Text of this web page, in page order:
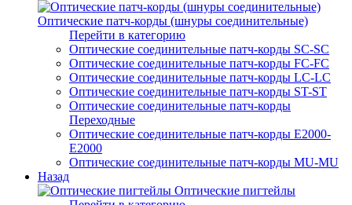
Оптические патч-корды (шнуры соединительные)
Перейти в категорию
Оптические соединительные патч-корды SC-SC
Оптические соединительные патч-корды FC-FC
Оптические соединительные патч-корды LC-LC
Оптические соединительные патч-корды ST-ST
Оптические соединительные патч-корды
Переходные
Оптические соединительные патч-корды E2000-
E2000
Оптические соединительные патч-корды MU-MU
Назад
Оптические пигтейлы